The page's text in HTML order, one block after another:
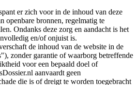
er zich voor in de inhoud van deze
openbare bronnen, regelmatig te
Ondanks deze zorg en aandacht is het
en/of onjuist is.
de inhoud van de website in de
zonder garantie of waarborg betreffende
voor een bepaald doel of
aanvaardt geen
die is of dreigt te worden toegebracht